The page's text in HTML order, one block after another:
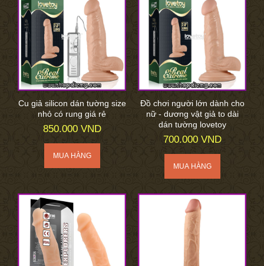
Cu giả silicon dán tường size
nhỏ có rung giá rẻ
850.000 VND
Đồ chơi người lớn dành cho
nữ - dương vật giả to dài
dán tường lovetoy
700.000 VND